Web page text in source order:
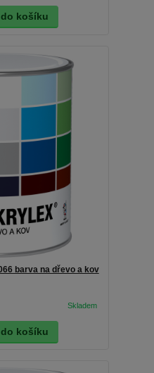
košíku
barva na dřevo a kov
košíku